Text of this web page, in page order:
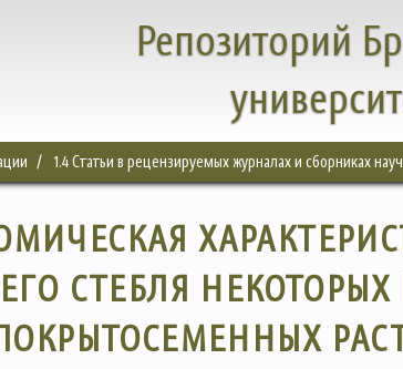
Репозиторий
1.4 Статьи в рецензируемых журналах и сборниках
СТЕБЛЯ